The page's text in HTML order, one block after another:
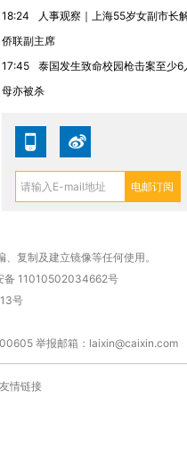
走进第四届链博
有意思的生活方
18:24
人事观察｜上海55岁女副市长
侨联副主席
17:45
泰国发生致命校园枪击案至少6
母亦被杀
复制及建立镜像等任何使用。
备 11010502034662号
号
举报邮箱：laixin@caixin.com
友情链接